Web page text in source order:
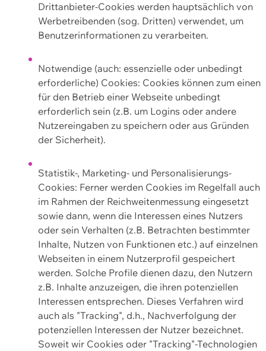
Drittanbieter-Cookies werden hauptsächlich von
Werbetreibenden (sog. Dritten) verwendet, um
Benutzerinformationen zu verarbeiten.
Notwendige (auch: essenzielle oder unbedingt
erforderliche) Cookies: Cookies können zum einen
für den Betrieb einer Webseite unbedingt
erforderlich sein (z.B. um Logins oder andere
Nutzereingaben zu speichern oder aus Gründen
der Sicherheit).
Statistik-, Marketing- und Personalisierungs-
Cookies: Ferner werden Cookies im Regelfall auch
im Rahmen der Reichweitenmessung eingesetzt
sowie dann, wenn die Interessen eines Nutzers
oder sein Verhalten (z.B. Betrachten bestimmter
Inhalte, Nutzen von Funktionen etc.) auf einzelnen
Webseiten in einem Nutzerprofil gespeichert
werden. Solche Profile dienen dazu, den Nutzern
z.B. Inhalte anzuzeigen, die ihren potenziellen
Interessen entsprechen. Dieses Verfahren wird
auch als "Tracking", d.h., Nachverfolgung der
potenziellen Interessen der Nutzer bezeichnet.
Soweit wir Cookies oder "Tracking"-Technologien